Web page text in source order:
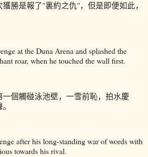
勝是報了"裏約之仇"，但是即便如此，
at the Duna Arena and splashed the
roar, when he touched the wall first.
個觸碰泳池壁，一雪前恥，拍水慶
after his long-standing war of words with
towards his rival.